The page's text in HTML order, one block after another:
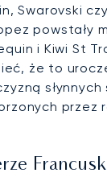
Swarovski
powstały
i Kiwi St
że to
słynnych
przez